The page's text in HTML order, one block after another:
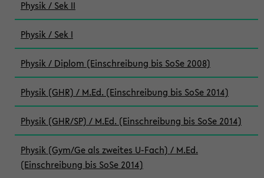
Physik / Sek II
Physik / Sek I
Physik / Diplom (Einschreibung bis SoSe 2008)
Physik (GHR) / M.Ed. (Einschreibung bis SoSe 2014)
Physik (GHR/SP) / M.Ed. (Einschreibung bis SoSe 2014)
Physik (Gym/Ge als zweites U-Fach) / M.Ed.
(Einschreibung bis SoSe 2014)